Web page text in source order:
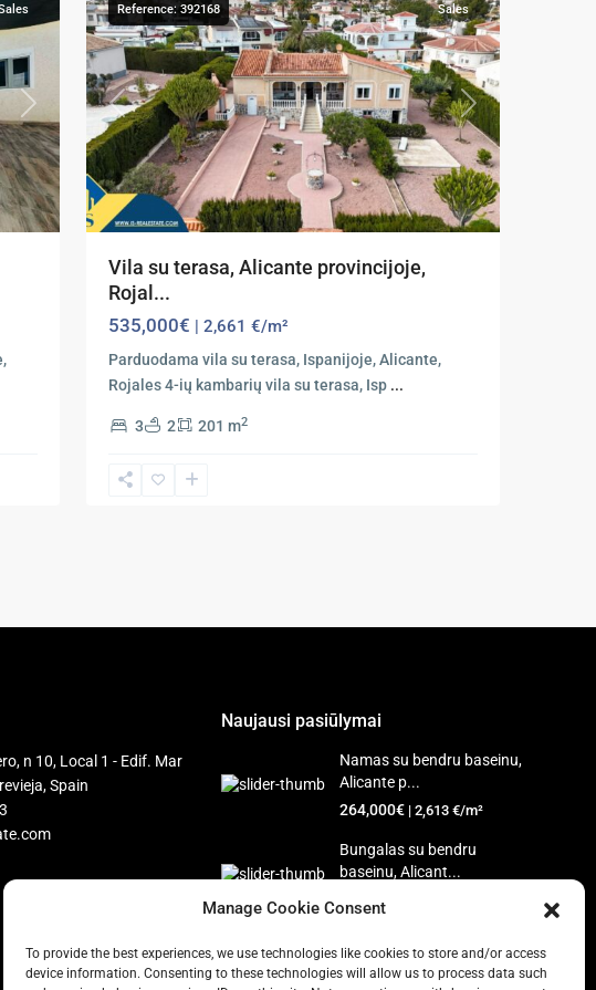
Manage Cookie Consent
To provide the best experiences, we use technologies like cookies to store and/or access
device information. Consenting to these technologies will allow us to process data such
Next Previous Next
Reference: 392168 Sales
Vila su terasa, Alicante provincijoje,
Rojal...
535,000€ | 2,661 €/m²
Parduodama vila su terasa, Ispanijoje, Alicante,
Rojales 4-ių kambarių vila su terasa, Isp ...
3 2 201 m2
n 10, Local 1 - Edif. Mar
Spain
Naujausi pasiūlymai
Namas su bendru baseinu,
Alicante p...
264,000€ | 2,613 €/m²
Bungalas su bendru
baseinu, Alicant...
310,000€